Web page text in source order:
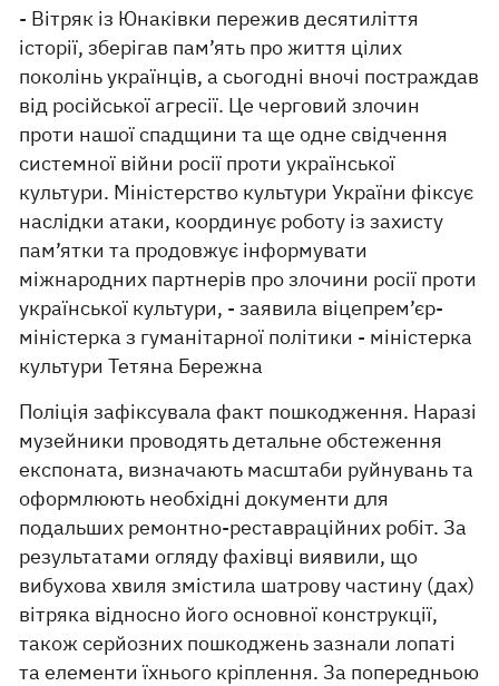
- Вітряк із Юнаківки пережив десятиліття
історії, зберігав пам’ять про життя цілих
поколінь українців, а сьогодні вночі постраждав
від російської агресії. Це черговий злочин
проти нашої спадщини та ще одне свідчення
системної війни росії проти української
культури. Міністерство культури України фіксує
наслідки атаки, координує роботу із захисту
пам’ятки та продовжує інформувати
міжнародних партнерів про злочини росії проти
української культури, - заявила віцепрем’єр-
міністерка з гуманітарної політики - міністерка
культури Тетяна Бережна
Поліція зафіксувала факт пошкодження. Наразі
музейники проводять детальне обстеження
експоната, визначають масштаби руйнувань та
оформлюють необхідні документи для
подальших ремонтно-реставраційних робіт. За
результатами огляду фахівці виявили, що
вибухова хвиля змістила шатрову частину (дах)
вітряка відносно його основної конструкції,
також серйозних пошкоджень зазнали лопаті
та елементи їхнього кріплення. За попередньою